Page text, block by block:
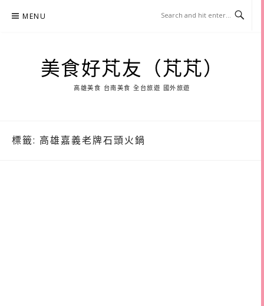
MENU
美食好芃友（芃芃）
高雄美食 台南美食 全台旅遊 國外旅遊
標籤: 高雄嘉義老牌石頭火鍋